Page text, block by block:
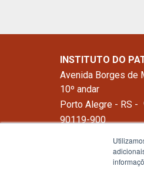
INSTITUTO DO
Avenida Borges de
10º andar
Porto Alegre - RS -
90119-900